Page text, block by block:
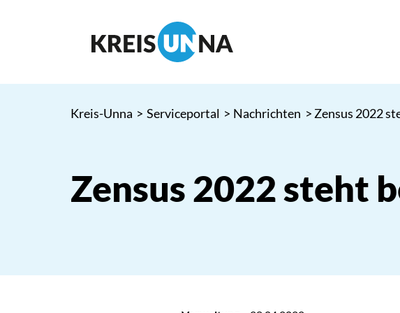
Kreis-Unna > Serviceportal > Nachrichten > Zensus 2022
Zensus 2022 steht